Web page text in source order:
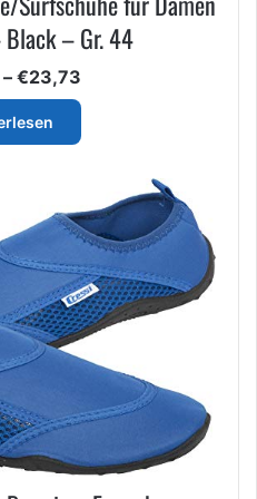
– Gr. 44
– €23,73Preisspanne:
€13,99
€23,73